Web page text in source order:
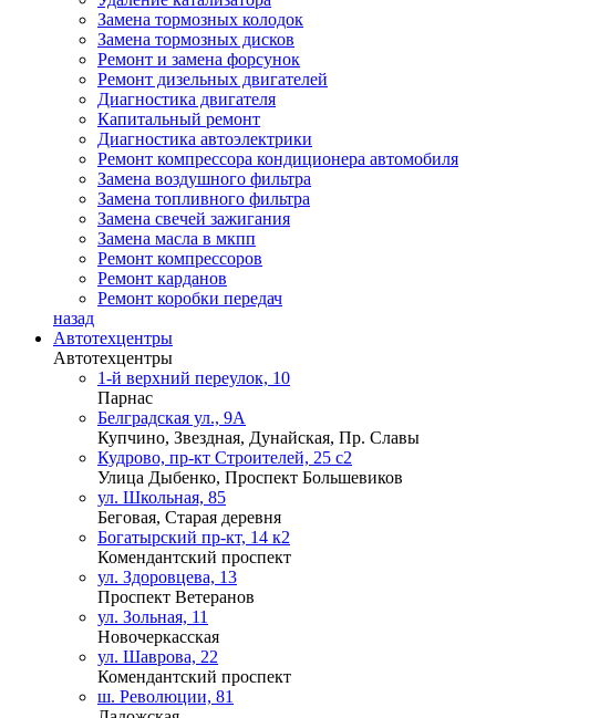
Замена тормозных колодок
Замена тормозных дисков
Ремонт и замена форсунок
Ремонт дизельных двигателей
Диагностика двигателя
Капитальный ремонт
Диагностика автоэлектрики
Ремонт компрессора кондиционера автомобиля
Замена воздушного фильтра
Замена топливного фильтра
Замена свечей зажигания
Замена масла в мкпп
Ремонт компрессоров
Ремонт карданов
Ремонт коробки передач
назад
Автотехцентры
Автотехцентры
1-й верхний переулок, 10
Парнас
Белградская ул., 9А
Купчино, Звездная, Дунайская, Пр. Славы
Кудрово, пр-кт Строителей, 25 с2
Улица Дыбенко, Проспект Большевиков
ул. Школьная, 85
Беговая, Старая деревня
Богатырский пр-кт, 14 к2
Комендантский проспект
ул. Здоровцева, 13
Проспект Ветеранов
ул. Зольная, 11
Новочеркасская
ул. Шаврова, 22
Комендантский проспект
ш. Революции, 81